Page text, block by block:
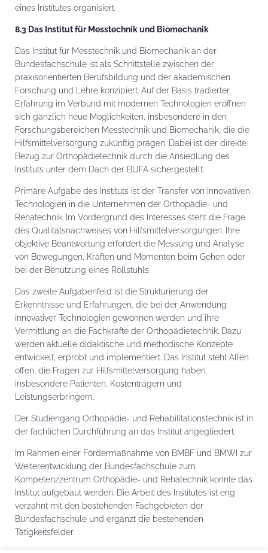
eines Institutes organisiert.
8.3 Das Institut für Messtechnik und Biomechanik
Das Institut für Messtechnik und Biomechanik an der
Bundesfachschule ist als Schnittstelle zwischen der
praxisorientierten Berufsbildung und der akademischen
Forschung und Lehre konzipiert. Auf der Basis tradierter
Erfahrung im Verbund mit modernen Technologien eröffnen
sich gänzlich neue Möglichkeiten, insbesondere in den
Forschungsbereichen Messtechnik und Biomechanik, die die
Hilfsmittelversorgung zukünftig prägen. Dabei ist der direkte
Bezug zur Orthopädietechnik durch die Ansiedlung des
Instituts unter dem Dach der BUFA sichergestellt.
Primäre Aufgabe des Instituts ist der Transfer von innovativen
Technologien in die Unternehmen der Orthopädie- und
Rehatechnik. Im Vordergrund des Interesses steht die Frage
des Qualitätsnachweises von Hilfsmittelversorgungen. Ihre
objektive Beantwortung erfordert die Messung und Analyse
von Bewegungen, Kräften und Momenten beim Gehen oder
bei der Benutzung eines Rollstuhls.
Das zweite Aufgabenfeld ist die Strukturierung der
Erkenntnisse und Erfahrungen, die bei der Anwendung
innovativer Technologien gewonnen werden und ihre
Vermittlung an die Fachkräfte der Orthopädietechnik. Dazu
werden aktuelle didaktische und methodische Konzepte
entwickelt, erprobt und implementiert. Das Institut steht Allen
offen, die Fragen zur Hilfsmittelversorgung haben,
insbesondere Patienten, Kostenträgern und
Leistungserbringern.
Der Studiengang Orthopädie- und Rehabilitationstechnik ist in
der fachlichen Durchführung an das Institut angegliedert.
Im Rahmen einer Fördermaßnahme von BMBF und BMWI zur
Weiterentwicklung der Bundesfachschule zum
Kompetenzzentrum Orthopädie- und Rehatechnik konnte das
Institut aufgebaut werden. Die Arbeit des Institutes ist eng
verzahnt mit den bestehenden Fachgebieten der
Bundesfachschule und ergänzt die bestehenden
Tätigkeitsfelder.